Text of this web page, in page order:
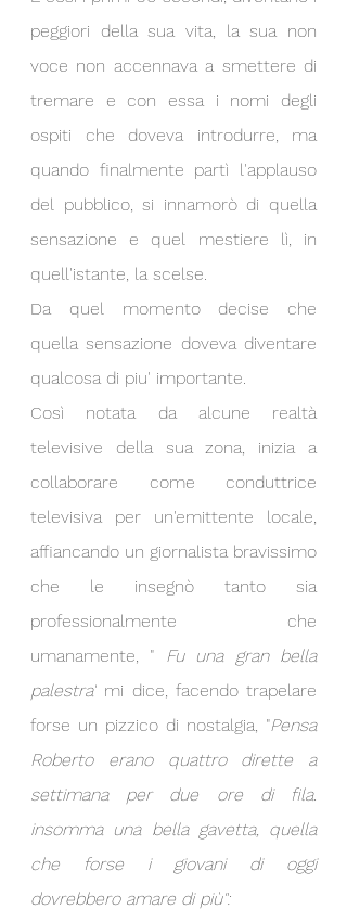
peggiori della sua vita, la sua non
voce non accennava a smettere di
tremare e con essa i nomi degli
ospiti che doveva introdurre, ma
quando finalmente partì l'applauso
del pubblico, si innamorò di quella
sensazione e quel mestiere lì, in
quell'istante, la scelse.
Da quel momento decise che
quella sensazione doveva diventare
qualcosa di piu' importante.
Così notata da alcune realtà
televisive della sua zona, inizia a
collaborare come conduttrice
televisiva per un'emittente locale,
affiancando un giornalista bravissimo
che le insegnò tanto sia
professionalmente che
umanamente, " Fu una gran bella
palestra" mi dice, facendo trapelare
forse un pizzico di nostalgia, "Pensa
Roberto erano quattro dirette a
settimana per due ore di fila.
insomma una bella gavetta, quella
che forse i giovani di oggi
dovrebbero amare di più":